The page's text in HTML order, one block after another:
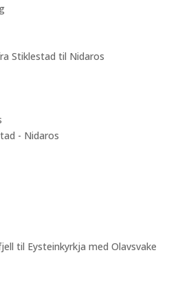
Stiklestad til Nidaros
- Nidaros
til Eysteinkyrkja med Olavsvake